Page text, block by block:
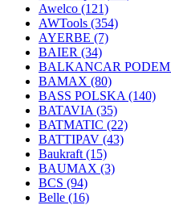
Awelco (121)
AWTools (354)
AYERBE (7)
BAIER (34)
BALKANCAR PODEM
BAMAX (80)
BASS POLSKA (140)
BATAVIA (35)
BATMATIC (22)
BATTIPAV (43)
Baukraft (15)
BAUMAX (3)
BCS (94)
Belle (16)